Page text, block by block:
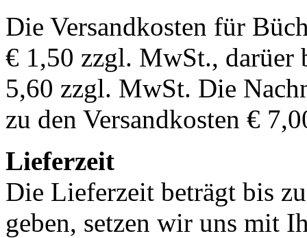
Die Versandkosten für
€ 1,50 zzgl. MwSt., darüer
5,60 zzgl. MwSt. Die
zu den Versandkosten €
Lieferzeit
Die Lieferzeit beträgt bis
geben, setzen wir uns mit